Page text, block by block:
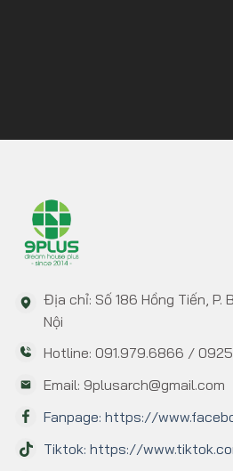
Địa chỉ: Số 186 Hồng Tiến, P.
Nội
Hotline: 091.979.6866 /
Email: 9plusarch@gmail.com
Fanpage: https://
Tiktok: https://